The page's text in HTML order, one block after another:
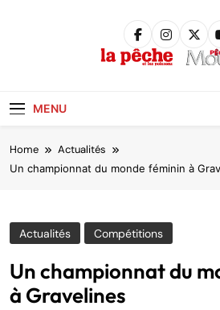
MENU
Home Actualités
Un championnat du monde féminin à
Actualités Compétitions
Un championnat du
à Gravelines